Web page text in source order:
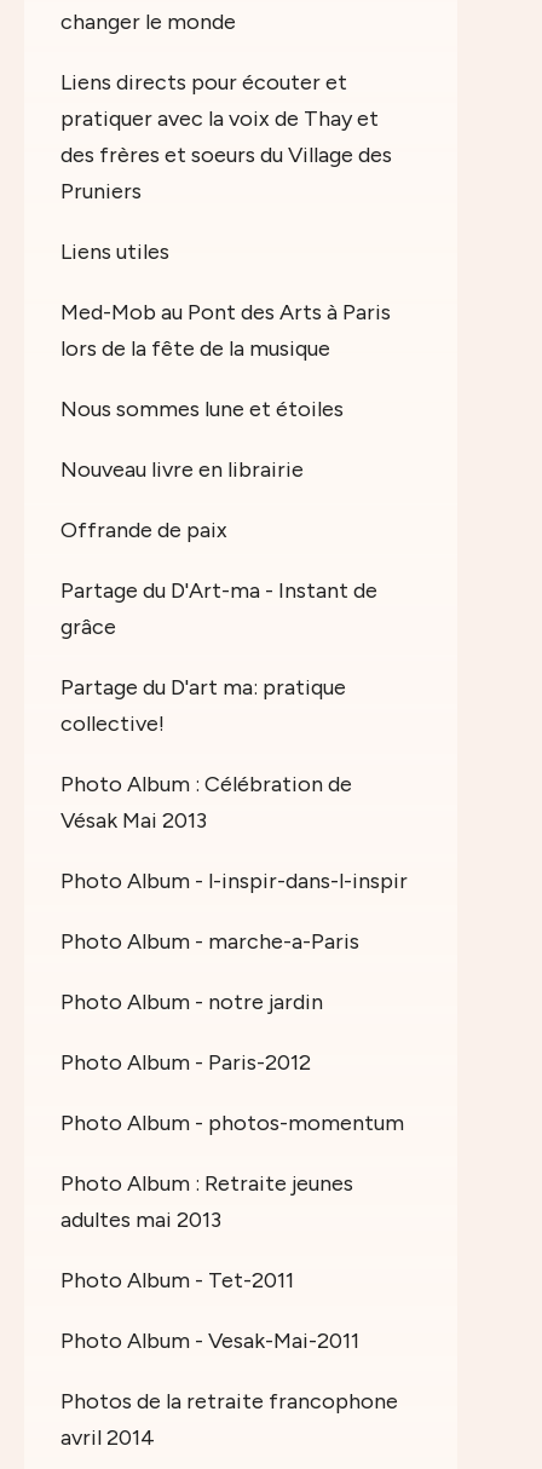
changer le monde
Liens directs pour écouter et
pratiquer avec la voix de Thay et
des frères et soeurs du Village des
Pruniers
Liens utiles
Med-Mob au Pont des Arts à Paris
lors de la fête de la musique
Nous sommes lune et étoiles
Nouveau livre en librairie
Offrande de paix
Partage du D'Art-ma - Instant de
grâce
Partage du D'art ma: pratique
collective!
Photo Album : Célébration de
Vésak Mai 2013
Photo Album - l-inspir-dans-l-inspir
Photo Album - marche-a-Paris
Photo Album - notre jardin
Photo Album - Paris-2012
Photo Album - photos-momentum
Photo Album : Retraite jeunes
adultes mai 2013
Photo Album - Tet-2011
Photo Album - Vesak-Mai-2011
Photos de la retraite francophone
avril 2014